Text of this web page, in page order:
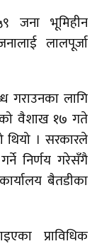
जना भूमिहीन
लालपूर्जा
गराउनका लागि
वैशाख १७ गते
। सरकारले
निर्णय गरेसँगै
बैतडीका
प्राविधिक